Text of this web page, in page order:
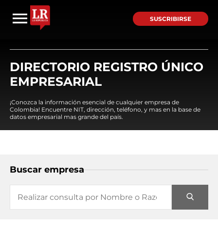
SUSCRIBIRSE
DIRECTORIO REGISTRO ÚNICO
EMPRESARIAL
¡Conozca la información esencial de cualquier empresa de
Colombia! Encuentre NIT, dirección, teléfono, y mas en la base de
datos empresarial mas grande del país.
Buscar empresa